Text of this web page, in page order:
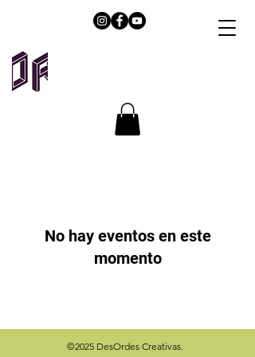
No hay eventos en este
momento
©2025 DesOrdes Creativas.